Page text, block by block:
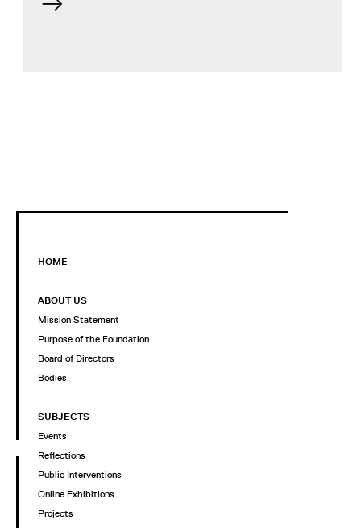
HOME
ABOUT US
Mission Statement
Purpose of the Foundation
Board of Directors
Bodies
SUBJECTS
Events
Reflections
Public Interventions
Online Exhibitions
Projects